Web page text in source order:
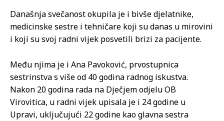
Današnja svečanost okupila je i bivše djelatnike,
medicinske sestre i tehničare koji su danas u mirovini
i koji su svoj radni vijek posvetili brizi za pacijente.
Među njima je i Ana Pavoković, prvostupnica
sestrinstva s više od 40 godina radnog iskustva.
Nakon 20 godina rada na Dječjem odjelu OB
Virovitica, u radni vijek upisala je i 24 godine u
Upravi, uključujući 22 godine kao glavna sestra